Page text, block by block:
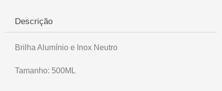
Descrição
Brilha Alumínio e Inox Neutro
Tamanho: 500ML